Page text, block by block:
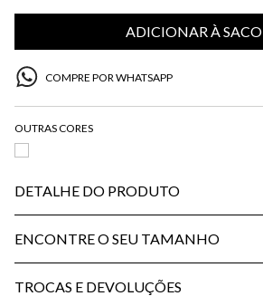
ADICIONAR À
COMPRE POR WHATSAPP
DETALHE DO PRODUTO
ENCONTRE O SEU TAMANHO
TROCAS E DEVOLUÇÕES